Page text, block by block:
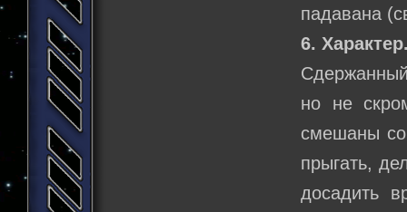
падавана
6.
но не
смешаны со
прыгать,
досадить